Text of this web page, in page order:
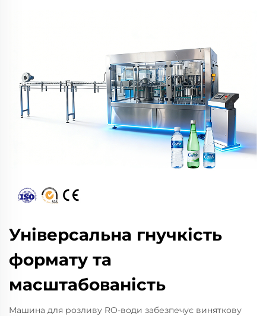
Універсальна гнучкість
формату та
масштабованість
Машина для розливу RO-води забезпечує виняткову